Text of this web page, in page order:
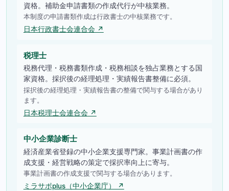
資格。補助金申請書類の作成代行が中核業務。
本制度の申請書類作成は行政書士の中核業務です。
日本行政書士会連合会 ↗
税理士
税務代理・税務書類作成・税務相談を独占業務とする国
家資格。採択後の経理処理・実績報告書整備に必須。
採択後の経理処理・実績報告書の整備で関与する場合があり
ます。
日本税理士会連合会 ↗
中小企業診断士
経済産業省登録の中小企業支援専門家。事業計画書の作
成支援・経営戦略の策定で採択率向上に寄与。
事業計画書の作成支援で関与する場合があります。
ミラサポplus（中小企業庁） ↗